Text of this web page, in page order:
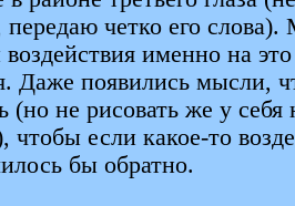
передаю четко его
именно на
Даже появились мысли,
(но не рисовать же у
если какое-то
бы обратно.